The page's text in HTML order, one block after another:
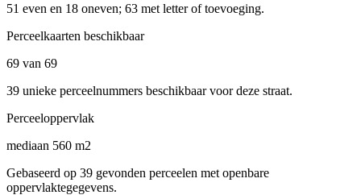
51 even en 18 oneven; 63 met letter of toevoeging.
Perceelkaarten beschikbaar
69 van 69
39 unieke perceelnummers beschikbaar voor deze straat.
Perceeloppervlak
mediaan 560 m2
Gebaseerd op 39 gevonden perceelen met openbare
oppervlaktegegevens.